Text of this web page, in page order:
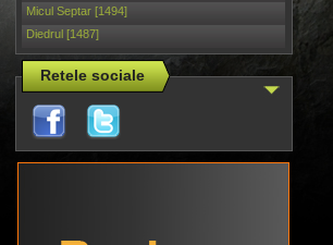
Micul Septar [1494]
Diedrul [1487]
Retele sociale